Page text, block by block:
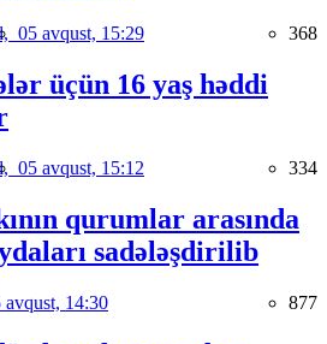
05 avqust, 15:29 368
üçün 16 yaş həddi
05 avqust, 15:12 334
qurumlar arasında
sadələşdirilib
avqust, 14:30 877